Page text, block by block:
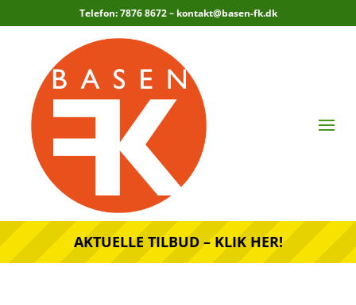
Telefon: 7876 8672 – kontakt@basen-fk.dk
AKTUELLE TILBUD – KLIK HER!